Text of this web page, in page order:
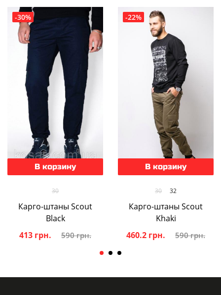
-30%
В корзину
30
Карго-штаны Scout
Black
413 грн.
590 грн.
-22%
В корзину
30 32
Карго-штаны Scout
Khaki
460.2 грн.
590 грн.